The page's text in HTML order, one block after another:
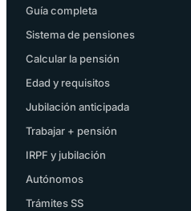
Guía completa
Sistema de pensiones
Calcular la pensión
Edad y requisitos
Jubilación anticipada
Trabajar + pensión
IRPF y jubilación
Autónomos
Trámites SS